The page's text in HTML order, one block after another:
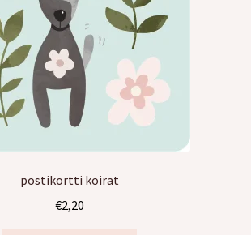
postikortti koirat
€2,20